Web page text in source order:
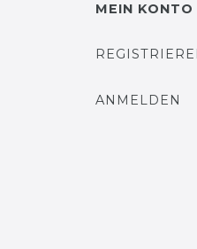
MEIN KONTO
ANMELDEN